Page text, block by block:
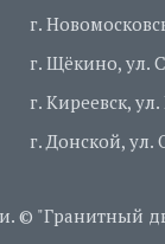
г.
г. Щёкино, ул.
г. Киреевск,
г. Донской, ул.
© "Гранитный